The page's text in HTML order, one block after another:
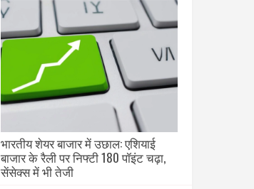
भारतीय शेयर बाजार में उछाल: एशियाई
बाजार के रैली पर निफ्टी 180 पॉइंट चढ़ा,
सेंसेक्स में भी तेजी